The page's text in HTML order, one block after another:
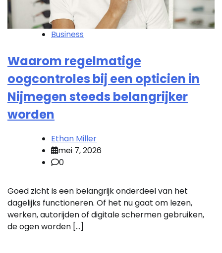
Business
Waarom regelmatige
oogcontroles bij een opticien in
Nijmegen steeds belangrijker
worden
Ethan Miller
mei 7, 2026
0
Goed zicht is een belangrijk onderdeel van het
dagelijks functioneren. Of het nu gaat om lezen,
werken, autorijden of digitale schermen gebruiken,
de ogen worden […]